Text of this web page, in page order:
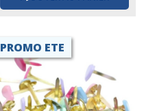
PROMO ETE